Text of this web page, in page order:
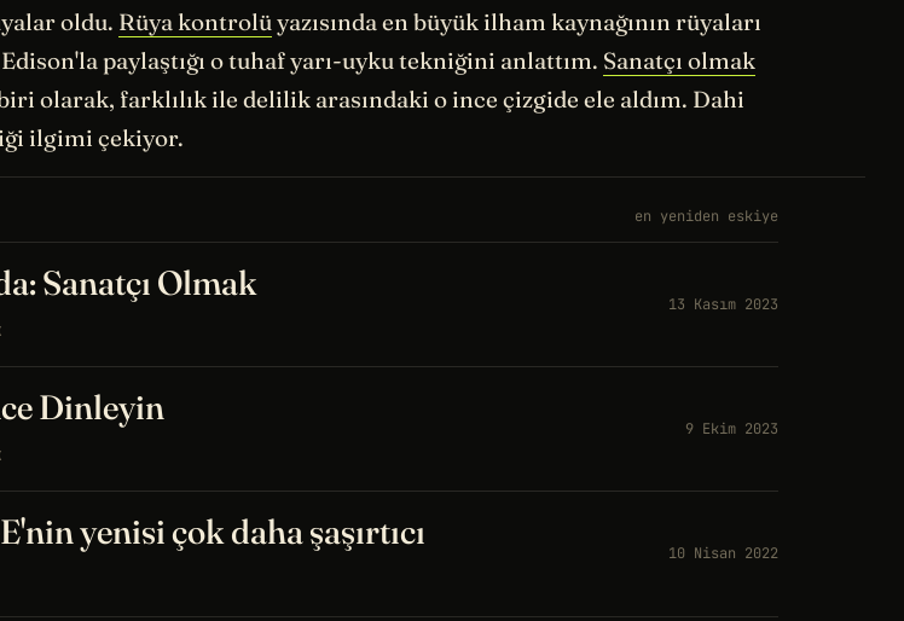
oldu. Rüya kontrolüyazısında en büyük ilham kaynağının rüyaları
paylaştığı o tuhaf yarı-uyku tekniğini anlattım. Sanatçı olmak
olarak, farklılık ile delilik arasındaki o ince çizgide ele aldım. Dahi
ilgimi çekiyor.
en yeniden eskiye
Sanatçı Olmak
13 Kasım 2023
Dinleyin
9 Ekim 2023
yenisi çok daha şaşırtıcı
10 Nisan 2022